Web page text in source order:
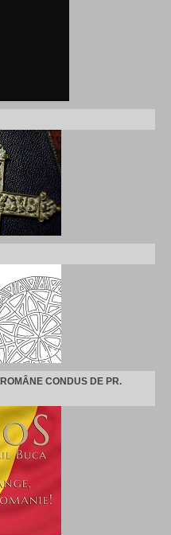
CONDUS DE PR.